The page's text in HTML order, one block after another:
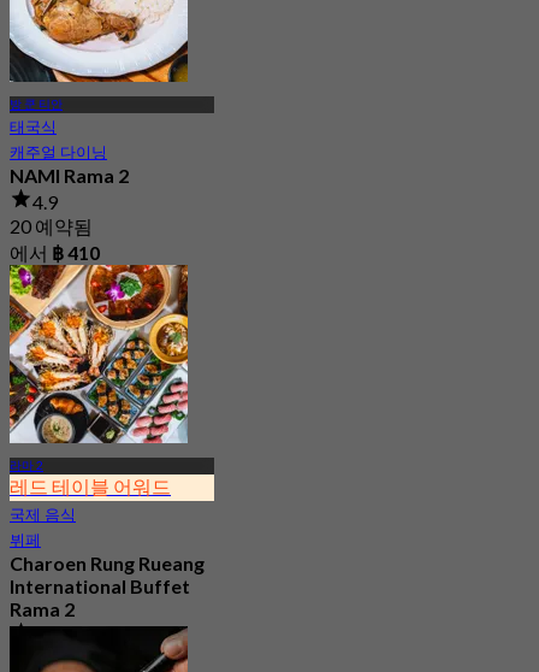
방 쿤 티안
태국식
캐주얼 다이닝
NAMI Rama 2
4.9
20 예약됨
에서 ฿ 410
라마 2
레드 테이블 어워드
국제 음식
뷔페
Charoen Rung Rueang
International Buffet
Rama 2
3.7K 예약됨